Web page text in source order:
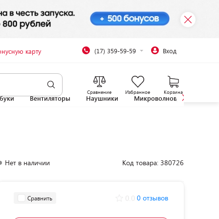
карту (17) 359-59-59 Вход
Сравнение Избранное Корзина
Вентиляторы Наушники Микроволновые печи
Нет в наличии Код товара: 380726
Сравнить 0 отзывов